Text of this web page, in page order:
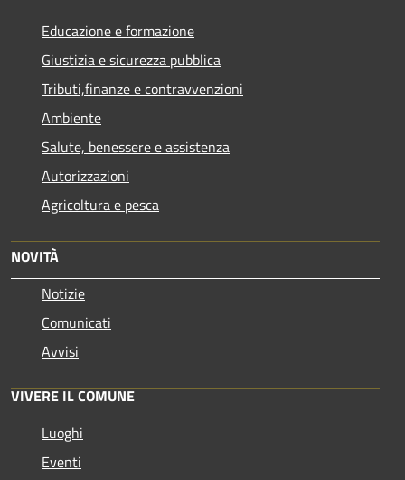
Educazione e formazione
Giustizia e sicurezza pubblica
Tributi,finanze e contravvenzioni
Ambiente
Salute, benessere e assistenza
Autorizzazioni
Agricoltura e pesca
NOVITÀ
Notizie
Comunicati
Avvisi
VIVERE IL COMUNE
Luoghi
Eventi